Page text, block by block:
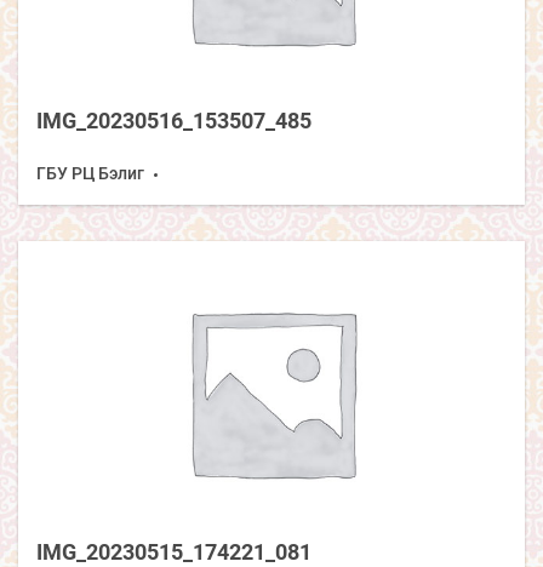
IMG_20230516_153507_485
ГБУ РЦ Бэлиг
IMG_20230515_174221_081